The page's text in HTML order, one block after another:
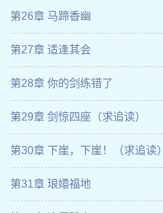
第26章 马蹄香幽
第27章 适逢其会
第28章 你的剑练错了
第29章 剑惊四座（求追读）
第30章 下崖，下崖！（求追读）
第31章 琅嬛福地